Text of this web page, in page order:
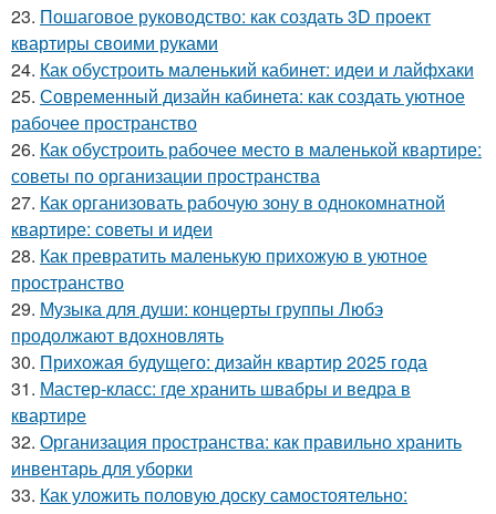
23. Пошаговое руководство: как создать 3D проект
квартиры своими руками
24. Как обустроить маленький кабинет: идеи и лайфхаки
25. Современный дизайн кабинета: как создать уютное
рабочее пространство
26. Как обустроить рабочее место в маленькой квартире:
советы по организации пространства
27. Как организовать рабочую зону в однокомнатной
квартире: советы и идеи
28. Как превратить маленькую прихожую в уютное
пространство
29. Музыка для души: концерты группы Любэ
продолжают вдохновлять
30. Прихожая будущего: дизайн квартир 2025 года
31. Мастер-класс: где хранить швабры и ведра в
квартире
32. Организация пространства: как правильно хранить
инвентарь для уборки
33. Как уложить половую доску самостоятельно: